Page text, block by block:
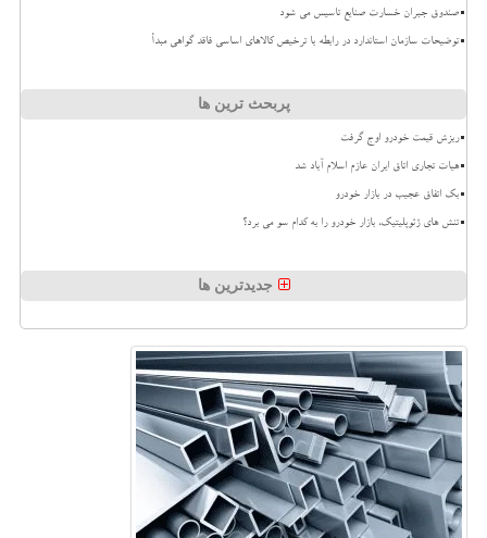
صندوق جبران خسارت صنایع تاسیس می شود
توضیحات سازمان استاندارد در رابطه با ترخیص کالاهای اساسی فاقد گواهی مبدأ
پربحث ترین ها
ریزش قیمت خودرو اوج گرفت
هیات تجاری اتاق ایران عازم اسلام آباد شد
بک اتفاق عجیب در بازار خودرو
تنش های ژئوپلیتیک، بازار خودرو را به کدام سو می برد؟
جدیدترین ها